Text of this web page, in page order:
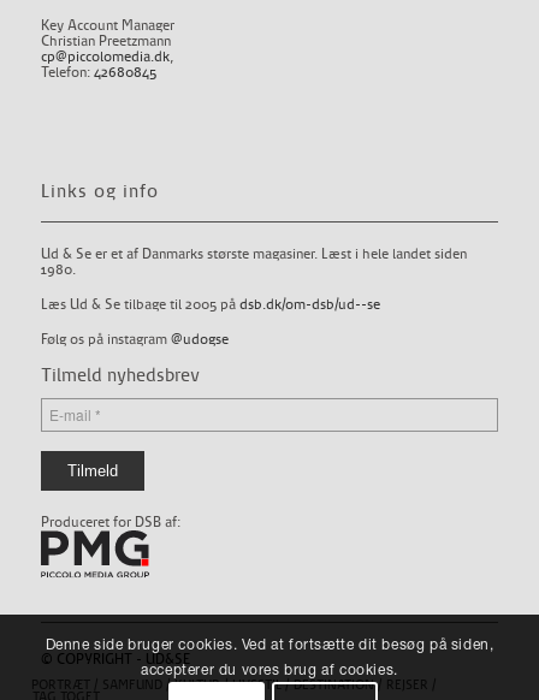
Key Account Manager
Christian Preetzmann
cp@piccolomedia.dk,
Telefon: 42680845
Links og info
Ud & Se er et af Danmarks største magasiner. Læst i hele landet siden
1980.
Læs Ud & Se tilbage til 2005 på dsb.dk/om-dsb/ud--se
Følg os på instagram @udogse
Tilmeld nyhedsbrev
Produceret for DSB af:
© COPYRIGHT - UD&SE
PORTRÆT
SAMFUND KULTUR LIVSSTIL DESTINATION REJSER
Denne side bruger cookies. Ved at fortsætte dit besøg på siden,
accepterer du vores brug af cookies.